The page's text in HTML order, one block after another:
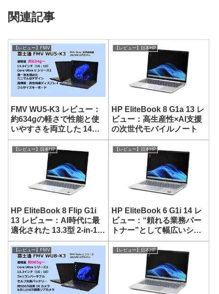
関連記事
【レビュー】FMV
FMV WU5-K3 レビュー：
約634gの軽さで性能と使
いやすさを両立した 14型
モバイルノート
【レビュー】日本HP
HP EliteBook 8 G1a 13 レ
ビュー：高生産性×AI支援
の次世代モバイルノート
【レビュー】日本HP
HP EliteBook 8 Flip G1i
13 レビュー：AI時代に最
適化された 13.3型 2-in-1ノ
ート
【レビュー】日本HP
HP EliteBook 6 G1i 14 レ
ビュー：“頼れる業務パー
トナー”として幅広いシー
ンで活用できる 14型 AIモ
バイルノート
【レビュー】FMV 【レビュー】日本HP